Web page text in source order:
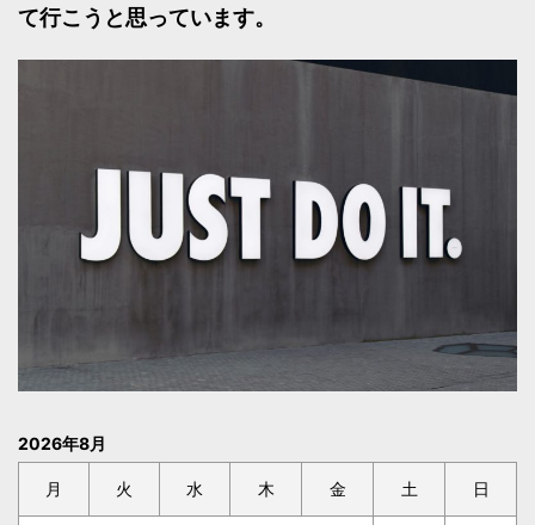
て行こうと思っています。
2026年8月
月 火 水 木 金 土 日